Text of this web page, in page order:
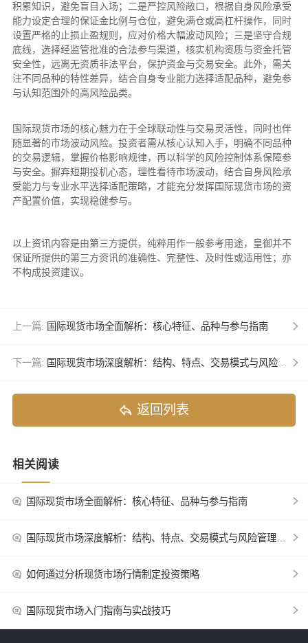
积累知识，避免盲目入场；二是严控风险敞口，根据自身风险承受
能力设定合理的保证金比例与仓位，避免满仓或高杠杆操作，同时
设置严格的止损止盈规则，应对价格大幅波动风险；三是坚守合规
底线，选择经监管批准的合法参与渠道，核实机构资质与资金托管
安全性，远离无资质非法平台，保护资金与交易安全。此外，需关
注不同品种的特性差异，结合自身专业能力选择适配品种，避免参
与认知范围外的高风险品类。
国际现货市场的核心魅力在于全球联动性与交易灵活性，同时也伴
随显著的市场波动风险。投资者需从核心认知入手，明确不同品种
的交易逻辑，掌握价格影响规律，再以科学的风险控制体系保障参
与安全。摒弃短期投机心态，理性看待市场波动，结合自身风险承
受能力与专业水平选择适配策略，才能充分发挥国际现货市场的资
产配置价值，实现稳健参与。
以上资讯内容是由第三方提供，纯粹用作一般参考用途，皇御并不
保证所提供的第三方资讯的准确性、完整性、及时性或适用性；亦
不构成投资建议。
上一篇: 国际现货市场全面解析：核心特征、品种与参与指南
下一篇: 国际现货市场深度解析：结构、特点、交易模式与风险管理全面指南
返回列表
相关阅读
国际现货市场全面解析：核心特征、品种与参与指南
国际现货市场深度解析：结构、特点、交易模式与风险管理全面指南
如何通过分析现货市场行情制定投资策略
国际现货市场入门指南与实战技巧